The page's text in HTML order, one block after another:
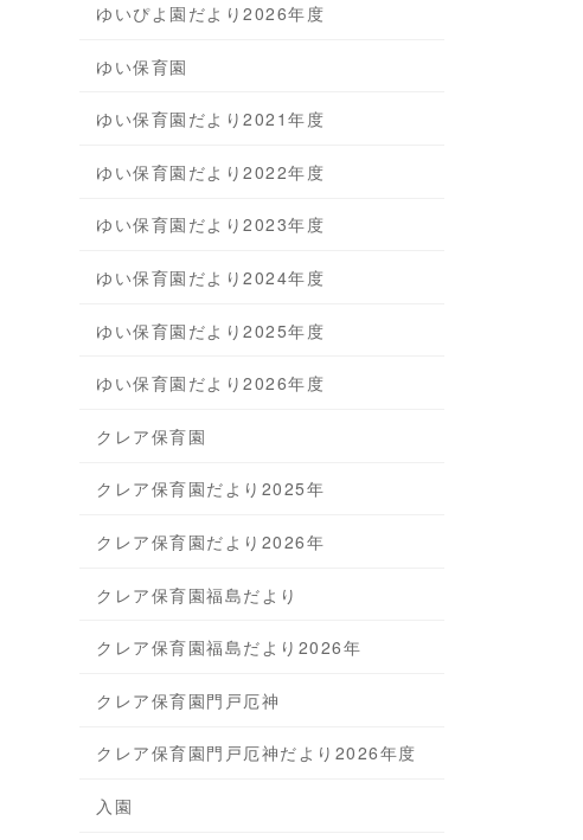
ゆいぴよ園だより2026年度
ゆい保育園
ゆい保育園だより2021年度
ゆい保育園だより2022年度
ゆい保育園だより2023年度
ゆい保育園だより2024年度
ゆい保育園だより2025年度
ゆい保育園だより2026年度
クレア保育園
クレア保育園だより2025年
クレア保育園だより2026年
クレア保育園福島だより
クレア保育園福島だより2026年
クレア保育園門戸厄神
クレア保育園門戸厄神だより2026年度
入園